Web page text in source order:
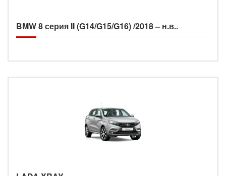
BMW 8 серия II (G14/G15/G16) /2018 – н.в..